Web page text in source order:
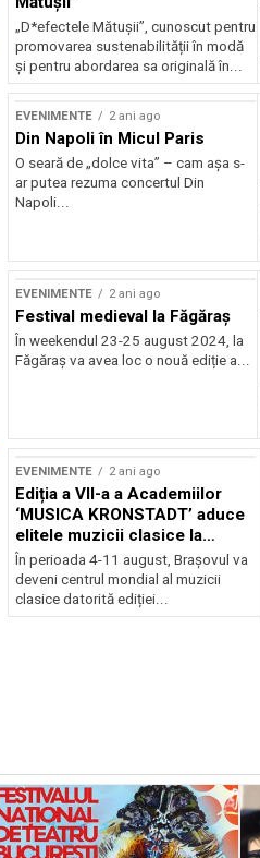
„D*efectele Mătușii”, cunoscut pentru
promovarea sustenabilității în modă
și pentru abordarea sa originală în...
EVENIMENTE 2 ani ago
Din Napoli în Micul Paris
O seară de „dolce vita” – cam așa s-
ar putea rezuma concertul Din
Napoli...
EVENIMENTE 2 ani ago
Festival medieval la Făgăraș
În weekendul 23-25 august 2024, la
Făgăraș va avea loc o nouă ediție a...
EVENIMENTE 2 ani ago
Ediția a VII-a a Academiilor
‘MUSICA KRONSTADT’ aduce
elitele muzicii clasice la
Brașov
În perioada 4-11 august, Brașovul va
deveni centrul mondial al muzicii
clasice datorită ediției...